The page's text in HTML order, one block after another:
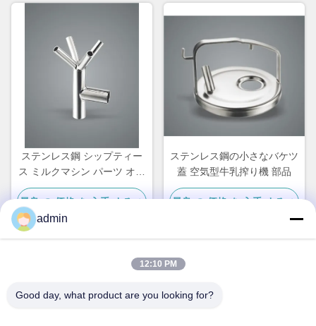
ステンレス鋼 シップティー
ス ミルクマシン パーツ オー
ダーメイド
最良 の 価格 を 入手 する
ステンレス鋼の小さなバケツ
蓋 空気型牛乳搾り機 部品
最良 の 価格 を 入手 する
admin
12:10 PM
Good day, what product are you looking for?